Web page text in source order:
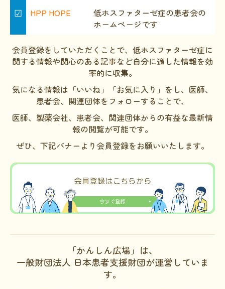
☑ HPP HOPE
低ホスファターゼ症の患者会の
ホームページです
会員登録をしていただくことで、低ホスファターゼ症に
関する情報や関心のある記事など自分に適した情報を効
率的に収集。
気になる情報は「いいね」「お気に入り」をし、医師、
患者会、関連団体をフォローすることで、
医師、製薬会社、患者会、関連団体からの有益な最新情
報の閲覧が可能です。
ぜひ、下記バナーより会員登録をお願いいたします。
「かんしん広場」は、
一般財団法人 日本患者支援財団が運営していま
す。